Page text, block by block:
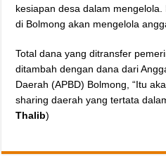
kesiapan desa dalam
di Bolmong akan mengelola
Total dana yang ditransfer
ditambah dengan dana dari
Daerah (APBD) Bolmong, “Itu
sharing daerah yang tertata
Thalib)